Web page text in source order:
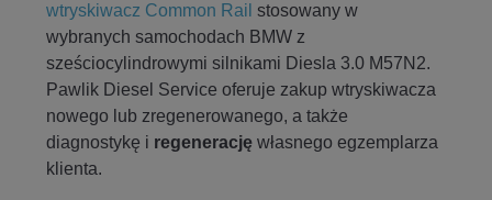
wtryskiwacz Common Rail stosowany w
wybranych samochodach BMW z
sześciocylindrowymi silnikami Diesla 3.0 M57N2.
Pawlik Diesel Service oferuje zakup wtryskiwacza
nowego lub zregenerowanego, a także
diagnostykę i regenerację własnego egzemplarza
klienta.